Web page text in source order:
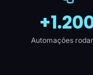
Automações